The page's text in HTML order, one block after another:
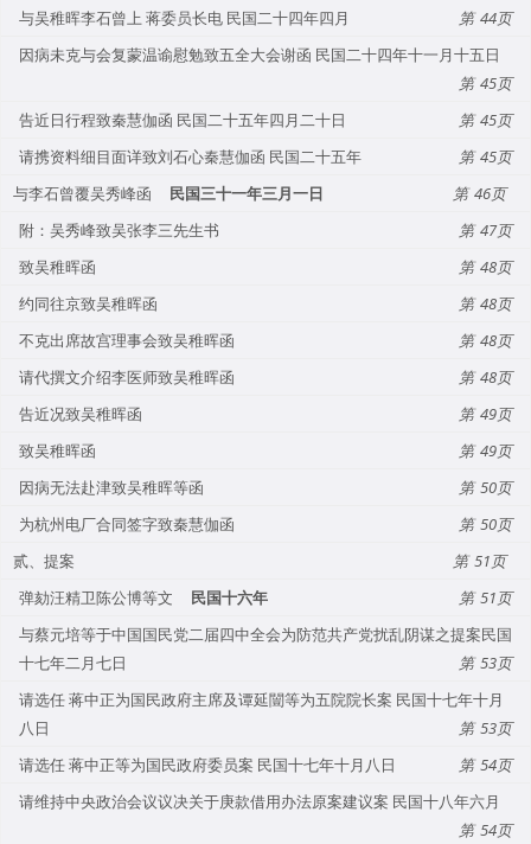
与吴稚晖李石曾上 蒋委员长电 民国二十四年四月
44
因病未克与会复蒙温谕慰勉致五全大会谢函 民国二十四年十一月十五日
45
告近日行程致秦慧伽函 民国二十五年四月二十日
45
请携资料细目面详致刘石心秦慧伽函 民国二十五年
45
与李石曾覆吴秀峰函
民国三十一年三月一日
46
附：吴秀峰致吴张李三先生书
47
致吴稚晖函
48
约同往京致吴稚晖函
48
不克出席故宫理事会致吴稚晖函
48
请代撰文介绍李医师致吴稚晖函
48
告近况致吴稚晖函
49
致吴稚晖函
49
因病无法赴津致吴稚晖等函
50
为杭州电厂合同签字致秦慧伽函
50
贰、提案
51
弹劾汪精卫陈公博等文
民国十六年
51
与蔡元培等于中国国民党二届四中全会为防范共产党扰乱阴谋之提案民国
十七年二月七日
53
请选任 蒋中正为国民政府主席及谭延闓等为五院院长案 民国十七年十月
八日
53
请选任 蒋中正等为国民政府委员案 民国十七年十月八日
54
请维持中央政治会议议决关于庚款借用办法原案建议案 民国十八年六月
54